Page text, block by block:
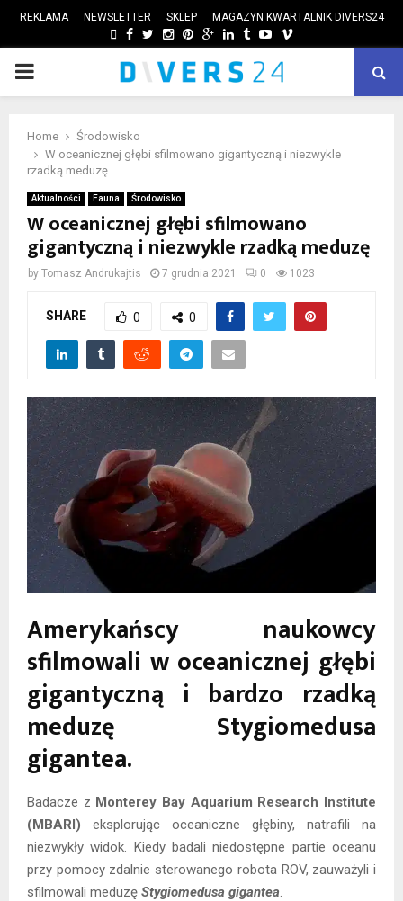
REKLAMA NEWSLETTER SKLEP MAGAZYN KWARTALNIK DIVERS24
FACEBOOK
TWITTER
INSTAGRAM
PINTEREST
GOOGLE
LINKEDIN
TUMBLRYOUTUBE
VIMEO
PRIMARY
Home
Środowisko
W oceanicznej głębi sfilmowano gigantyczną i niezwykle
rzadką meduzę
Aktualności Fauna Środowisko
W oceanicznej głębi sfilmowano
gigantyczną i niezwykle rzadką meduzę
by Tomasz Andrukajtis 7 grudnia 2021 0 1023
SHARE 0 0
Amerykańscy naukowcy
sfilmowali w oceanicznej głębi
gigantyczną i bardzo rzadką
meduzę Stygiomedusa
gigantea.
Badacze z Monterey Bay Aquarium Research Institute
(MBARI) eksplorując oceaniczne głębiny, natrafili na
niezwykły widok. Kiedy badali niedostępne partie oceanu
przy pomocy zdalnie sterowanego robota ROV, zauważyli i
sfilmowali meduzę Stygiomedusa gigantea.